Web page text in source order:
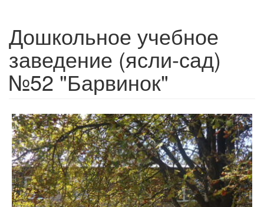
Дошкольное учебное
заведение (ясли-сад)
№52 "Барвинок"